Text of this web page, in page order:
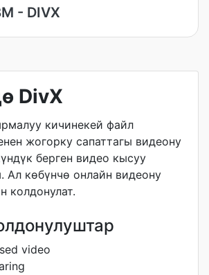
- DIVX
DivX
кичинекей файл
жогорку сапаттагы видеону
берген видео кысуу
Ал көбүнчө онлайн видеону
колдонулат.
video